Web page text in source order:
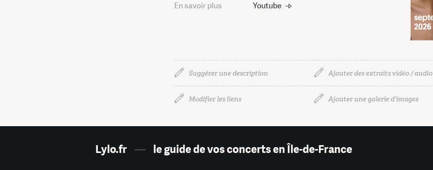
En savoir plus Youtube
Suggérer une description Ajouter des extraits vidéo / audio
Modifier les liens Ajouter une galerie d’images
Lylo.fr — le guide de vos concerts en Île-de-France